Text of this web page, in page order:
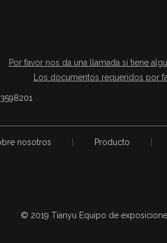
Por favor nos da una llamada si tiene
Los documentos requeridos por
nosotros Producto
© 2019 Tianyu Equipo de